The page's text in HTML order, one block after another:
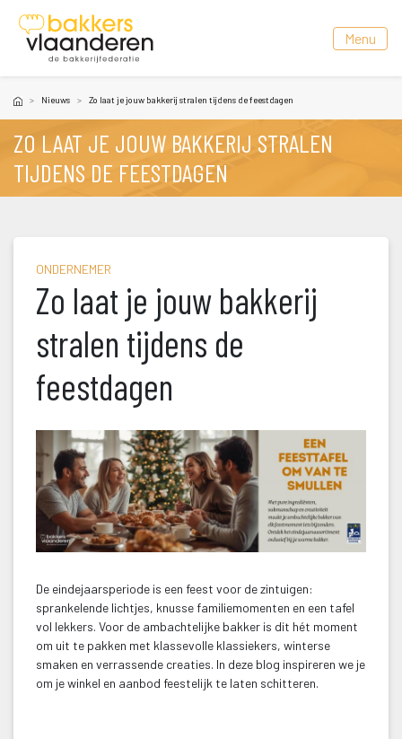
Menu
Nieuw Zo laat je jouw bakkerij stralen tijdens de feestdagen
ZO LAAT JE JOUW BAKKERIJ STRALEN
TIJDENS DE FEESTDAGEN
ONDERNEMER
Zo laat je jouw bakkerij
tralen tijdens de
feestdagen
De eindejaarsperiode is een feest voor de zintuigen:
prankelende lichtjes, knusse familiemomenten en een tafel
vol lekkers. Voor de ambachtelijke bakker is dit hét moment
om uit te pakken met klassevolle klassiekers, winterse
maken en verrassende creaties. In deze blog inspireren we je
om je winkel en aanbod feestelijk te laten schitteren.